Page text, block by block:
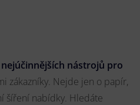
nejúčinnějších nástrojů pro
zákazníky. Nejde jen o papír,
šíření nabídky. Hledáte